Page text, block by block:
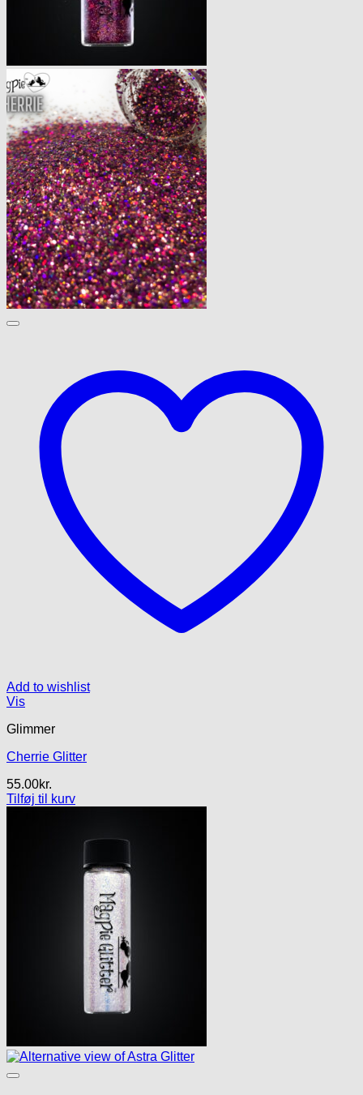
Add to wishlist
Vis
Glimmer
Cherrie Glitter
55.00kr.
Tilføj til kurv